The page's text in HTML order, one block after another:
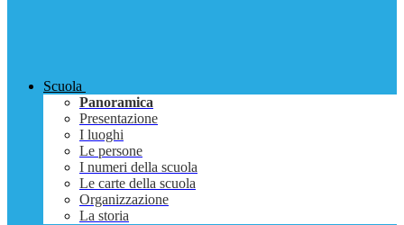
Scuola
Panoramica
Presentazione
I luoghi
Le persone
I numeri della scuola
Le carte della scuola
Organizzazione
La storia